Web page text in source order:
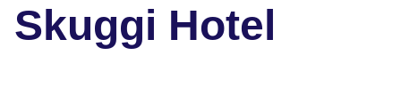
Skuggi Hotel